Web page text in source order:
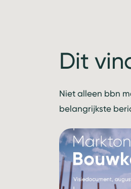
Dit
Niet alleen bbn
belangrijkste